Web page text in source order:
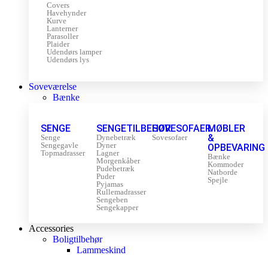
Covers
Havehynder
Kurve
Lanterner
Parasoller
Plaider
Udendørs lamper
Udendørs lys
Soveværelse
Bænke
SENGE
Senge
Sengegavle
Topmadrasser
SENGETILBEHØR
Dynebetræk
Dyner
Lagner
Morgenkåber
Pudebetræk
Puder
Pyjamas
Rullemadrasser
Sengeben
Sengekapper
SOVESOFAER
Sovesofaer
MØBLER
&
OPBEVARING
Bænke
Kommoder
Natborde
Spejle
Accessories
Boligtilbehør
Lammeskind